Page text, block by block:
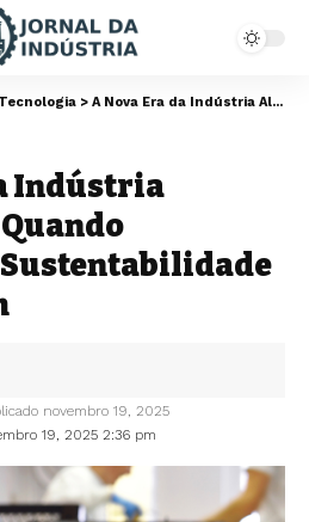
Tecnologia > A Nova Era da Indústria Alimentícia: Quando Tecnologia e Sustentabilidade se Encontram
Indústria
19, 2025 2:36 pm
novembro 19, 2025